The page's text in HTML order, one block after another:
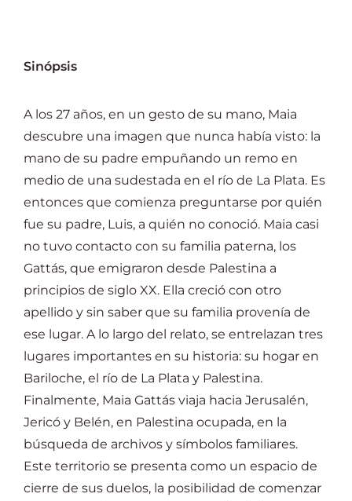
Sinópsis
A los 27 años, en un gesto de su mano, Maia
descubre una imagen que nunca había visto: la
mano de su padre empuñando un remo en
medio de una sudestada en el río de La Plata. Es
entonces que comienza preguntarse por quién
fue su padre, Luis, a quién no conoció. Maia casi
no tuvo contacto con su familia paterna, los
Gattás, que emigraron desde Palestina a
principios de siglo XX. Ella creció con otro
apellido y sin saber que su familia provenía de
ese lugar. A lo largo del relato, se entrelazan tres
lugares importantes en su historia: su hogar en
Bariloche, el río de La Plata y Palestina.
Finalmente, Maia Gattás viaja hacia Jerusalén,
Jericó y Belén, en Palestina ocupada, en la
búsqueda de archivos y símbolos familiares.
Este territorio se presenta como un espacio de
cierre de sus duelos, la posibilidad de comenzar